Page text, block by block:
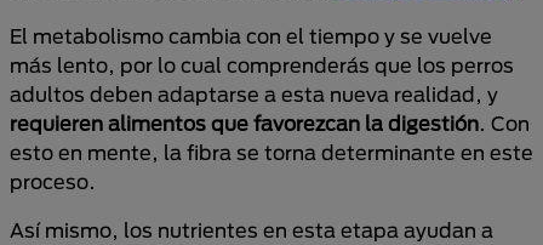
El metabolismo cambia con el tiempo y se vuelve
más lento, por lo cual comprenderás que los perros
adultos deben adaptarse a esta nueva realidad, y
requieren alimentos que favorezcan la digestión. Con
esto en mente, la fibra se torna determinante en este
proceso.
Así mismo, los nutrientes en esta etapa ayudan a